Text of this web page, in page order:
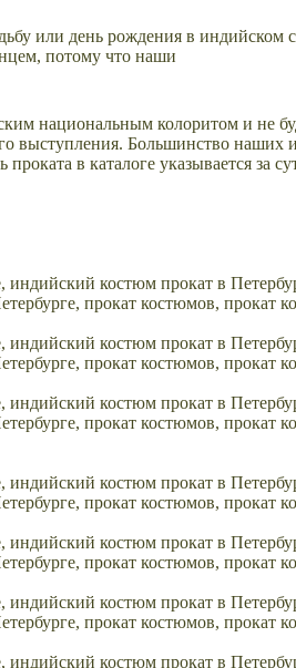
или день рождения в индийском
потому что наши
национальным колоритом и не
выступления. Большинство наших
в каталоге указывается за